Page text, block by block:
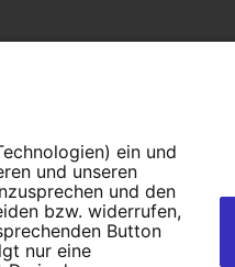
ein und
und unseren
und den
bzw. widerrufen,
Button
nur eine